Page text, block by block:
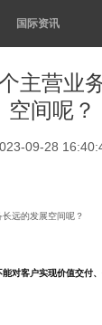
国际资讯
主营业
空间呢？
09-28
远的发展空间呢？
对客户实现价值交付